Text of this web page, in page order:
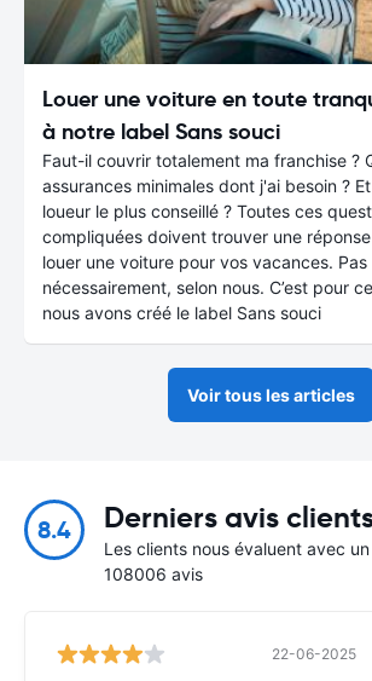
Louer une voiture en toute
à notre label Sans souci
Faut-il couvrir totalement ma franchise ?
assurances minimales dont j'ai besoin ?
loueur le plus conseillé ? Toutes ces
compliquées doivent trouver une
louer une voiture pour vos vacances. Pas
nécessairement, selon nous. C’est pour
nous avons créé le label Sans souci
Voir tous les articles
8.4 Derniers avis
Les clients nous évaluent avec
108006 avis
22-06-2025